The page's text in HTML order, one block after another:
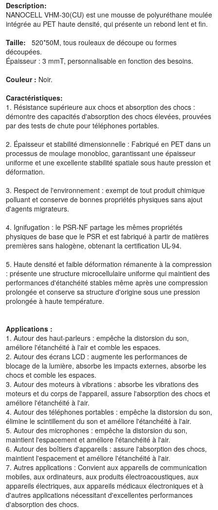
Description:
NANOCELL VHM-30(CU) est une mousse de polyuréthane moulée
intégrée au PET haute densité, qui présente un rebond lent et fin.
Taille: 520*50M, tous rouleaux de découpe ou formes
découpées.
Épaisseur : 3 mmT, personnalisable en fonction des besoins.
Couleur : Noir.
Caractéristiques:
1. Résistance supérieure aux chocs et absorption des chocs :
démontre des capacités d'absorption des chocs élevées, prouvées
par des tests de chute pour téléphones portables.
2. Épaisseur et stabilité dimensionnelle : Fabriqué en PET dans un
processus de moulage monobloc, garantissant une épaisseur
uniforme et une excellente stabilité spatiale sous haute pression et
déformation.
3. Respect de l'environnement : exempt de tout produit chimique
polluant et conserve de bonnes propriétés physiques sans ajout
d'agents migrateurs.
4. Ignifugation : le PSR-NF partage les mêmes propriétés
physiques de base que le PSR et est fabriqué à partir de matières
premières sans halogène, obtenant la certification UL-94.
5. Haute densité et faible déformation rémanente à la compression
: présente une structure microcellulaire uniforme qui maintient des
performances d'étanchéité stables même après une compression
prolongée et conserve sa structure d'origine sous une pression
prolongée à haute température.
Applications :
1. Autour des haut-parleurs : empêche la distorsion du son,
améliore l'étanchéité à l'air et comble les espaces.
2. Autour des écrans LCD : augmente les performances de
blocage de la lumière, absorbe les impacts externes, absorbe les
chocs et comble les espaces.
3. Autour des moteurs à vibrations : absorbe les vibrations des
moteurs et du corps de l'appareil, assure l'absorption des chocs et
améliore l'étanchéité à l'air.
4. Autour des téléphones portables : empêche la distorsion du son,
élimine le scintillement du son et améliore l'étanchéité à l'air.
5. Autour des microphones : empêche la distorsion du son,
maintient l'espacement et améliore l'étanchéité à l'air.
6. Autour des boîtiers d'appareils : assure l'absorption des chocs,
maintient l'espacement et améliore l'étanchéité à l'air.
7. Autres applications : Convient aux appareils de communication
mobiles, aux ordinateurs, aux produits électroacoustiques, aux
appareils électriques, aux appareils médicaux électroniques et à
d'autres applications nécessitant d'excellentes performances
d'absorption des chocs.